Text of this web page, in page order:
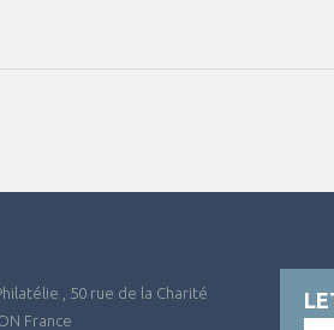
, 50 rue de la Charité
France